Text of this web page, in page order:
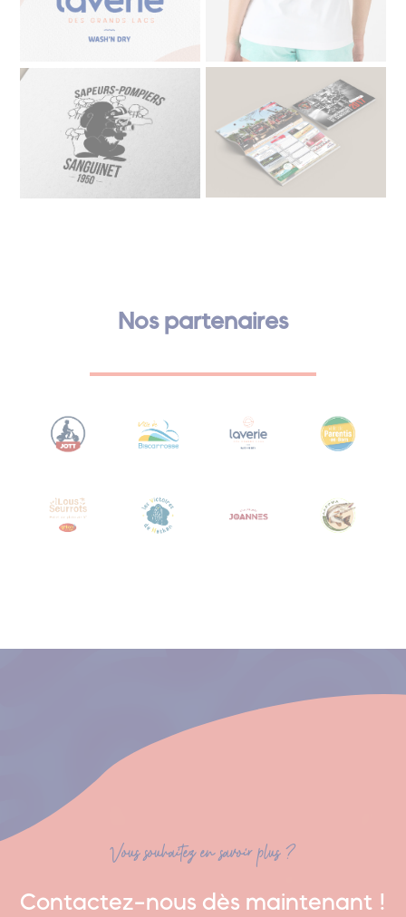
Nos partenaires
Vous souhaitez en savoir plus ?
Contactez-nous dès maintenant !